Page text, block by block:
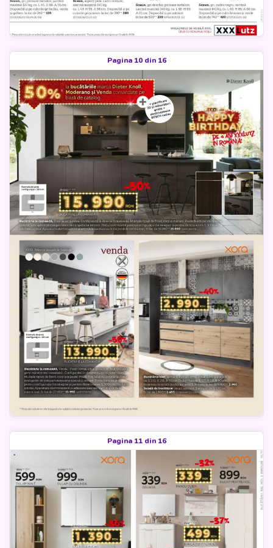
Pagina 10 din 16
Pagina 11 din 16